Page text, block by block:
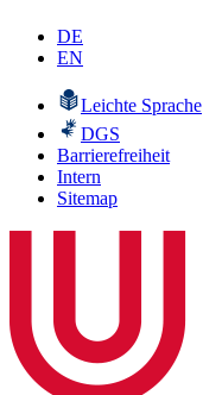
DE
EN
Leichte Sprache
DGS
Barrierefreiheit
Intern
Sitemap